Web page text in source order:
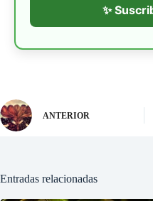
✨
ANTERIOR
Entradas relacionadas